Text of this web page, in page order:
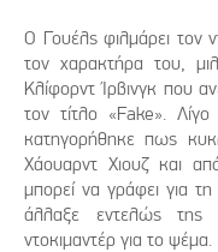
Ο Γουέλς φιλμάρει τον
τον χαρακτήρα του,
Κλίφορντ Ίρβινγκ που
τον τίτλο «Fake».
κατηγορήθηκε πως
Χάουαρντ Χιουζ και
μπορεί να γράφει για
άλλαξε εντελώς της
ντοκιμαντέρ για το ψέμα.